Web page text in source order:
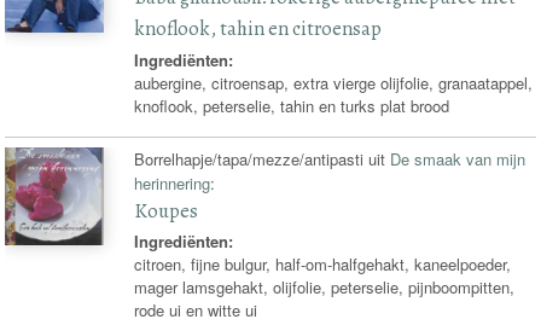
knoflook, tahin en citroensap
Ingrediënten:
aubergine, citroensap, extra vierge olijfolie, granaatappel,
knoflook, peterselie, tahin en turks plat brood
Borrelhapje/tapa/mezze/antipasti uit De smaak van mijn
herinnering:
Koupes
Ingrediënten:
citroen, fijne bulgur, half-om-halfgehakt, kaneelpoeder,
mager lamsgehakt, olijfolie, peterselie, pijnboompitten,
rode ui en witte ui